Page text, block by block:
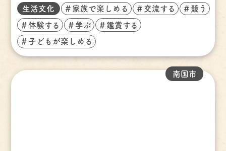
生活文化 ＃家族で楽しめる ＃交流する ＃競う
＃体験する ＃学ぶ ＃鑑賞する
＃子どもが楽しめる
南国市